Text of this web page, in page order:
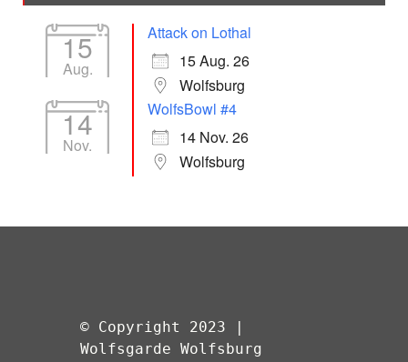
15
Aug.
Attack on Lothal
15 Aug. 26
Wolfsburg
14
Nov.
WolfsBowl #4
14 Nov. 26
Wolfsburg
© Copyright 2023 |
Wolfsgarde Wolfsburg